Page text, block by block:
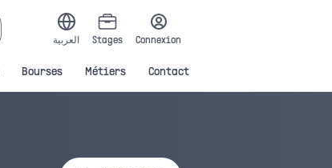
العربية Stages Connexion
Bourses Métiers Contact